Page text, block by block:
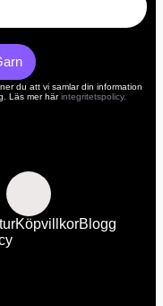
du att vi samlar din information
Läs mer härintegritetspolicy.
KöpvillkorBlogg